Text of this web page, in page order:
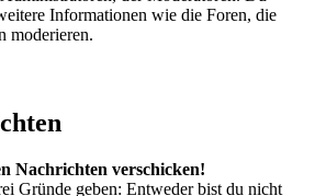
Informationen wie die Foren, die
moderieren.
Nachrichten verschicken!
Gründe geben: Entweder bist du nicht